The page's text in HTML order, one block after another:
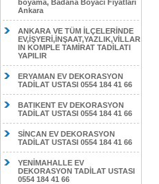
boyama, Badana Boyaci Fiyatları
Ankara
ANKARA VE TÜM İLÇELERİNDE
EV,İŞYERİ,İNŞAAT,YAZLIK,VİLLAR
IN KOMPLE TAMİRAT TADİLATI
YAPILIR
ERYAMAN EV DEKORASYON
TADİLAT USTASI 0554 184 41 66
BATIKENT EV DEKORASYON
TADİLAT USTASI 0554 184 41 66
SİNCAN EV DEKORASYON
TADİLAT USTASI 0554 184 41 66
YENİMAHALLE EV
DEKORASYON TADİLAT USTASI
0554 184 41 66